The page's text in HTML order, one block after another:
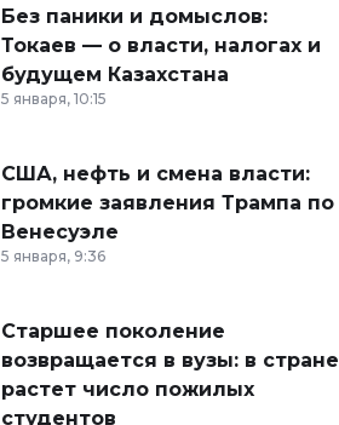
Без паники и домыслов:
Токаев — о власти, налогах и
будущем Казахстана
5 января, 10:15
США, нефть и смена власти:
громкие заявления Трампа по
Венесуэле
5 января, 9:36
Старшее поколение
возвращается в вузы: в стране
растет число пожилых
студентов